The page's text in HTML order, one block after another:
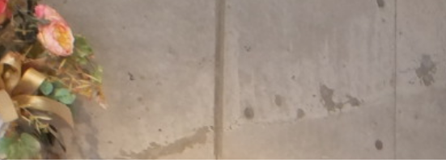
You are here: